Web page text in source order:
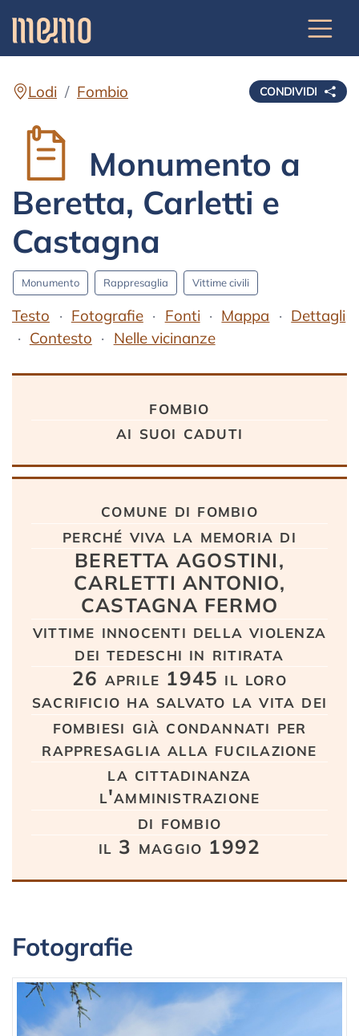
CONDIVIDI
Lodi Fombio
Monumento a
Beretta, Carletti e
Castagna
Monumento Rappresaglia Vittime civili
Testo Fotografie Fonti Mappa
Dettagli
Contesto
Nelle vicinanze
fombio
ai suoi caduti
comune di fombio
perché viva la memoria di
BERETTA AGOSTINI,
CARLETTI ANTONIO,
CASTAGNA FERMO
vittime innocenti della violenza
dei tedeschi in ritirata
26 aprile 1945 il loro
sacrificio ha salvato la vita dei
fombiesi già condannati per
rappresaglia alla fucilazione
la cittadinanza
l'amministrazione
di fombio
il 3 maggio 1992
Fotografie